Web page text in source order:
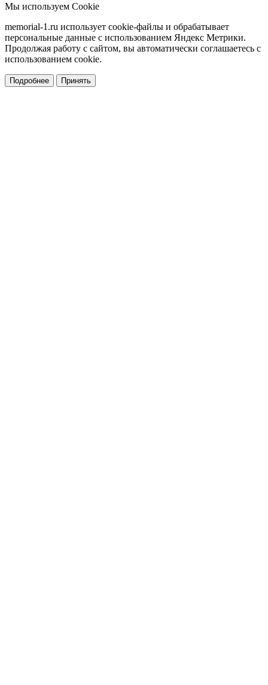
Мы используем Cookie
memorial-1.ru использует cookie-файлы и обрабатывает
персональные данные с использованием Яндекс Метрики.
Продолжая работу с сайтом, вы автоматически соглашаетесь с
использованием cookie.
Подробнее Принять